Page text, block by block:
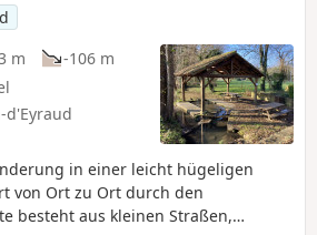
m
-106 m
d'Eyraud
in einer leicht hügeligen
von Ort zu Ort durch den
besteht aus kleinen Straßen,